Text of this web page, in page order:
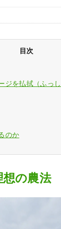
目次
ジを払拭（ふっ
のか
想の農法